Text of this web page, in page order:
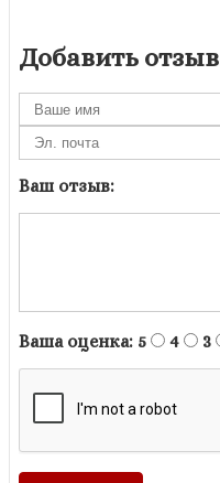
Добавить отзыв
Ваш отзыв:
Ваша оценка: 5 4 3